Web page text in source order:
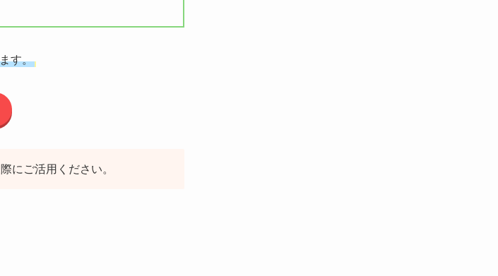
す。
にご活用ください。